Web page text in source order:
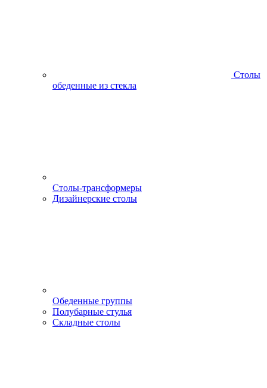
Столы
обеденные из стекла
Столы-трансформеры
Дизайнерские столы
Обеденные группы
Полубарные стулья
Складные столы